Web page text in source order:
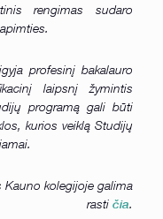
rengimas sudaro
profesinį bakalauro
laipsnį žymintis
programą gali būti
kurios veiklą Studijų
kolegijoje galima
rasti čia.